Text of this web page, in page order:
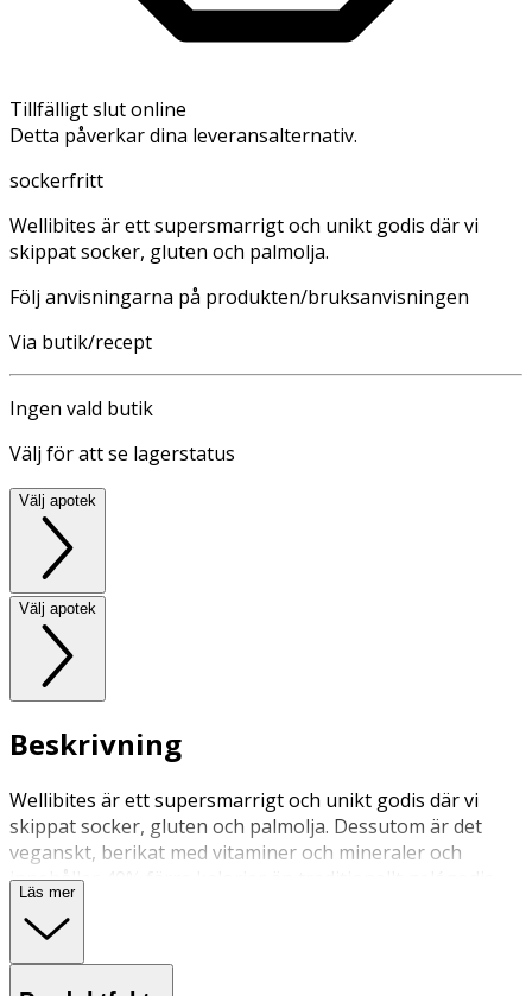
Tillfälligt slut online
Detta påverkar dina leveransalternativ.
sockerfritt
Wellibites är ett supersmarrigt och unikt godis där vi
skippat socker, gluten och palmolja.
Följ anvisningarna på produkten/bruksanvisningen
Via butik/recept
Ingen vald butik
Välj för att se lagerstatus
Välj apotek
Välj apotek
Beskrivning
Wellibites är ett supersmarrigt och unikt godis där vi
skippat socker, gluten och palmolja. Dessutom är det
veganskt, berikat med vitaminer och mineraler och
innehåller 40% färre kalorier än traditionellt gelégodis
samt endast naturliga färger och smaker från frukt och
grönt. Tillverkat i Sverige av leg. apotekare och
kostexpert. Kan det bli bättre?
Läs mer